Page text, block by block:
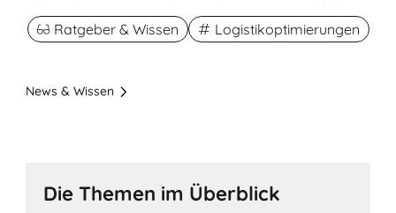
Ratgeber & Wissen Logistikoptimierungen
News & Wissen
Die Themen im Überblick